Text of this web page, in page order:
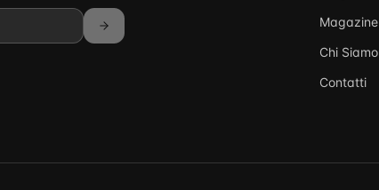
Magazine
Chi Siamo
Contatti